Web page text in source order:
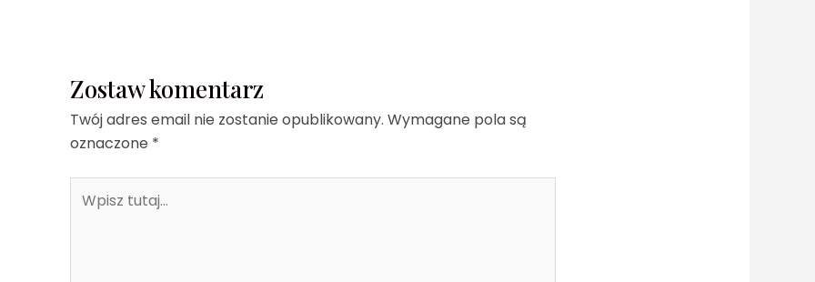
Zostaw komentarz
Twój adres email nie zostanie opublikowany. Wymagane pola są
oznaczone *
tutaj...